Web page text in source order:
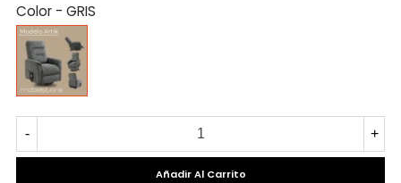
Color - GRIS
GRIS
- +
Añadir Al Carrito